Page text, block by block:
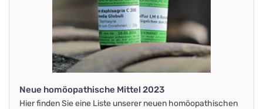
Neue homöopathische Mittel 2023
Hier finden Sie eine Liste unserer neuen homöopathischen